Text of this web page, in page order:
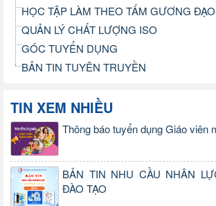
HỌC TẬP LÀM THEO TẤM GƯƠNG
QUẢN LÝ CHẤT LƯỢNG ISO
GÓC TUYỂN DỤNG
BẢN TIN TUYÊN TRUYỀN
TIN XEM NHIỀU
Thông báo tuyển dụng Giáo viên
BẢN TIN NHU CẦU NHÂN
ĐÀO TẠO